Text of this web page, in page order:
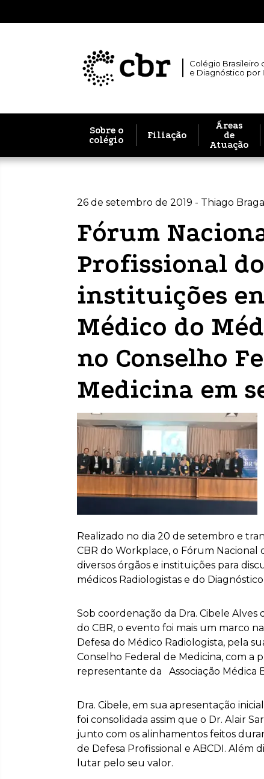
Colégio Brasileiro
e Diagnóstico por
Sobre o
colégio
Filiação
Áreas
de
Atuação
26 de setembro de 2019 - Thiago Braga
Fórum
Profissional
instituições
Médico do
no Conselho
Medicina em
Realizado no dia 20 de setembro e
CBR do Workplace, o Fórum Nacional
diversos órgãos e instituições para
médicos Radiologistas e do
Sob coordenação da Dra. Cibele Alves
do CBR, o evento foi mais um marco
Defesa do Médico Radiologista, pela
Conselho Federal de Medicina, com a
representante da Associação Médica
Dra. Cibele, em sua apresentação
foi consolidada assim que o Dr. Alair
junto com os alinhamentos feitos
de Defesa Profissional e ABCDI. Além
lutar pelo seu valor.